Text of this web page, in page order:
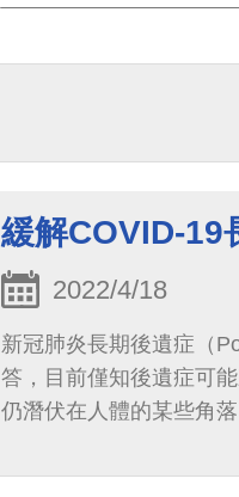
緩解COVID-19
2022/4/18
新冠肺炎長期後遺症（
答，目前僅知後遺症可
仍潛伏在人體的某些角